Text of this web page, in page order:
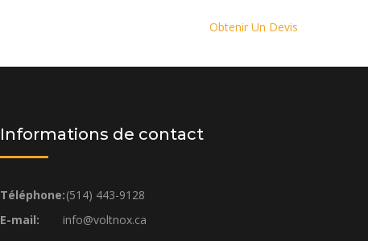
Obtenir Un Devis
Informations de contact
Téléphone:(514) 443-9128
E-mail:
info@voltnox.ca